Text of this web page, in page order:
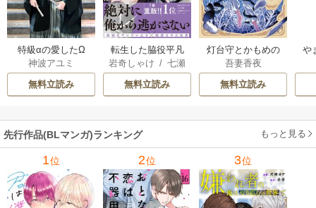
特級αの愛したΩ
神波アユミ
無料立読み
転生した脇役平凡
な僕は、美形第二
王子をヤンデレに
してしまった【シ
岩奇しゃけ /七瀬
おむ
無料立読み
灯台守とかもめの
子
吾妻香夜
無料立読み
や
先行作品(BLマンガ)ランキング もっと見る
1位 2位 3位